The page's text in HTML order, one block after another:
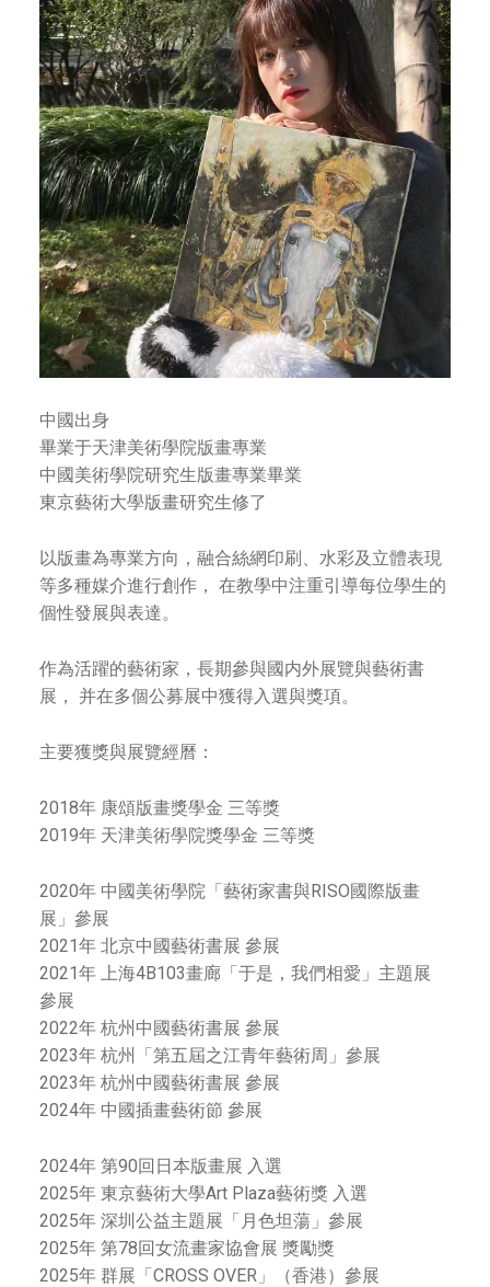
藝
術
興
趣
，
提
升
審
美
能
力
，
塑
造
秀
人
格
。
中國出身
畢業于天津美術學院版畫專業
中國美術學院研究生版畫專業畢業
東京藝術大學版畫研究生修了
以版畫為專業方向，融合絲網印刷、水彩及立體表現
等多種媒介進行創作， 在教學中注重引導每位學生的
個性發展與表達。
作為活躍的藝術家，長期參與國内外展覽與藝術書
展， 并在多個公募展中獲得入選與獎項。
主要獲獎與展覽經曆：
2018年 康頌版畫獎學金 三等獎
2019年 天津美術學院獎學金 三等獎
2020年 中國美術學院「藝術家書與RISO國際版畫
展」參展
2021年 北京中國藝術書展 參展
2021年 上海4B103畫廊「于是，我們相愛」主題展
參展
2022年 杭州中國藝術書展 參展
2023年 杭州「第五屆之江青年藝術周」參展
2023年 杭州中國藝術書展 參展
2024年 中國插畫藝術節 參展
2024年 第90回日本版畫展 入選
2025年 東京藝術大學Art Plaza藝術獎 入選
2025年 深圳公益主題展「月色坦蕩」參展
2025年 第78回女流畫家協會展 獎勵獎
2025年 群展「CROSS OVER」（香港）參展